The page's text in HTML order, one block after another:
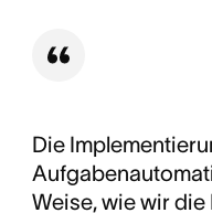
Die
Weise, wie wir